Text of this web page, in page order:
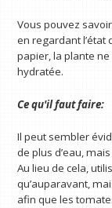
Vous pouvez
en regardant l’état
papier, la plante
hydratée.
Ce qu'il faut faire:
Il peut sembler
de plus d’eau,
Au lieu de cela,
qu’auparavant,
afin que les